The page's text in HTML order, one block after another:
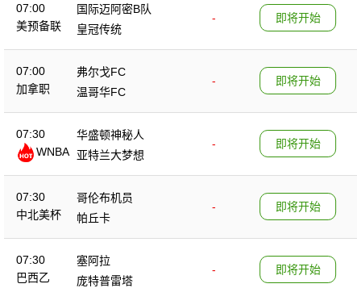
07:00
美预备联
国际迈阿密B队
-
皇冠传统
即将开始
07:00
加拿职
弗尔戈FC
-
温哥华FC
即将开始
07:30
WNBA
华盛顿神秘人
-
亚特兰大梦想
即将开始
07:30
中北美杯
哥伦布机员
-
帕丘卡
即将开始
07:30
巴西乙
塞阿拉
-
庞特普雷塔
即将开始